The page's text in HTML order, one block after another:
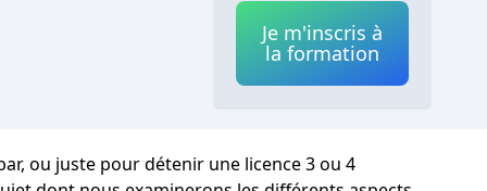
Je m'inscris à
la formation
ou juste pour détenir une licence 3 ou 4